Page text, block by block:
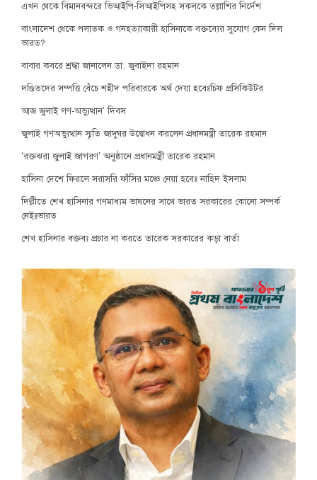
এখন থেকে বিমানবন্দরে ভিআইপি-সিআইপিসহ সকলকে তল্লাশির নির্দেশ
বাংলাদেশ থেকে পলাতক ও গনহত্যাকারী হাসিনাকে বক্তব্যের সুযোগ কেন দিল
ভারত?
বাবার কবরে শ্রদ্ধা জানালেন ডা: জুবাইদা রহমান
দণ্ডিতদের সম্পত্তি বেঁচে শহীদ পরিবারকে অর্থ দেয়া হবেঃচিফ প্রসিকিউটর
আজ জুলাই গণ-অভ্যুত্থান’ দিবস
জুলাই গণঅভ্যুত্থান স্মৃতি জাদুঘর উদ্বোধন করলেন প্রধানমন্ত্রী তারেক রহমান
‘রক্তঝরা জুলাই জাগরণ’ অনুষ্ঠানে প্রধানমন্ত্রী তারেক রহমান
হাসিনা দেশে ফিরলে সরাসরি ফাঁসির মঞ্চে নেয়া হবেঃ নাহিদ ইসলাম
দিল্লীতে শেখ হাসিনার গণমাধ্যম ভাষনের সাথে ভারত সরকারের কোনো সম্পর্ক
নেইঃভারত
শেখ হাসিনার বক্তব্য প্রচার না করতে তারেক সরকারের কড়া বার্তা